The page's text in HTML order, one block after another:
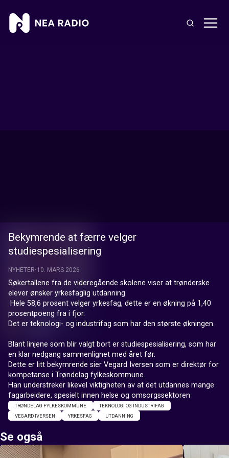
Bekymrende at færre velger
studiespesialisering
NYHETER 10. MARS 2026
Søkertallene fra de videregående skolene viser at trønderske
elever ønsker yrkesfaglig utdanning.
prosentpoeng fra i fjor.
Det er teknologi- og industrifag som har den største økningen.
Blant linjene som blir valgt bort er studiespesialisering, som har
en klar nedgang sammenlignet med året før.
Dette er litt bekymrende sier Vegard Iversen som er direktør for
kompetanse i Trøndelag fylkeskommune.
Han understreker likevel viktigheten av at det utdannes mange
fagarbeidere, spesielt innen helse og omsorgssektoren
TRØNDELAG FYLKESKOMMUNE
TEKNOLOGI OG INDUSTRIFAG
VEGARD IVERSEN
YRKESFAG UTDANNING
Se også